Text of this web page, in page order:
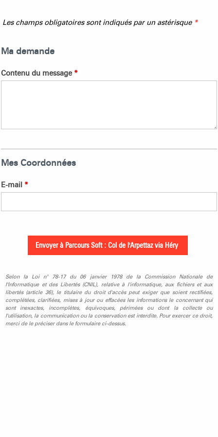
Les champs obligatoires sont indiqués par un astérisque *
Ma demande
Contenu du message *
Mes Coordonnées
E-mail *
Selon la Loi n° 78-17 du 06 janvier 1978 de la Commission Nationale de
l'Informatique et des Libertés (CNIL), relative à l'informatique, aux fichiers et aux
libertés (article 36), le titulaire du droit d'accès peut exiger que soient rectifiées,
complétées, clarifiées, mises à jour ou effacées les informations le concernant qui
sont inexactes, incomplètes, équivoques, périmées ou dont la collecte ou
l'utilisation, la communication ou la conservation est interdite. Pour exercer ce droit,
merci de le préciser dans le formulaire ci-dessus.